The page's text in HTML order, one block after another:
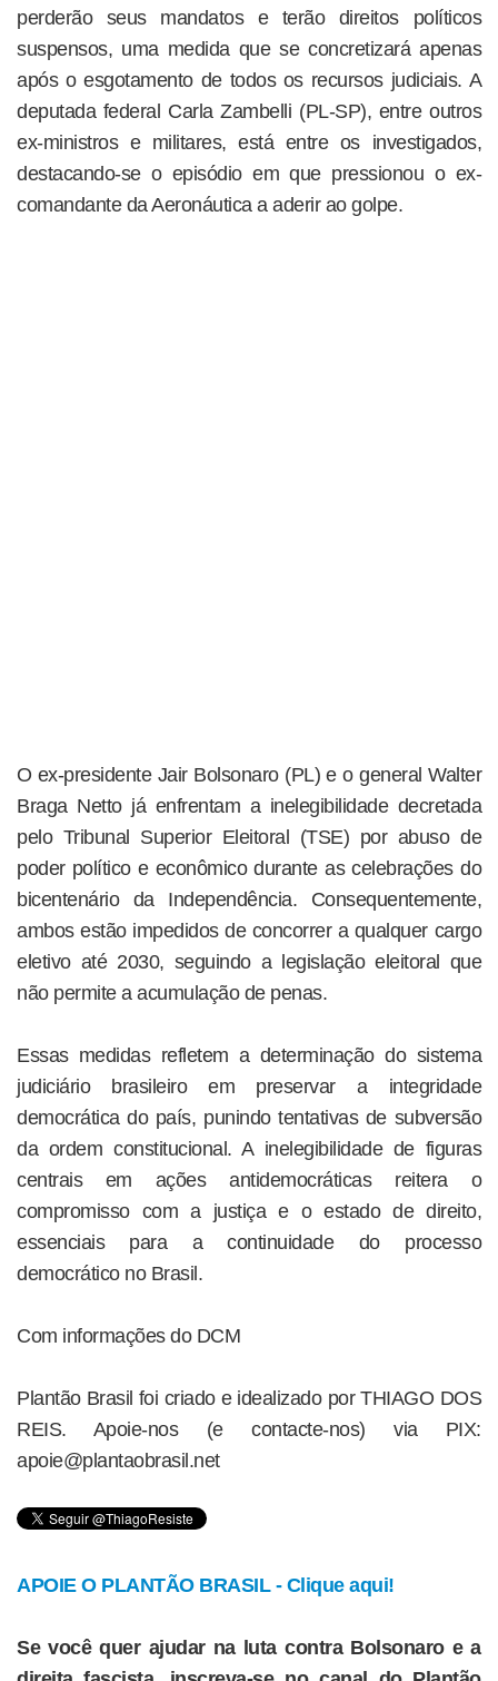
perderão seus mandatos e terão direitos políticos
suspensos, uma medida que se concretizará apenas
após o esgotamento de todos os recursos judiciais. A
deputada federal Carla Zambelli (PL-SP), entre outros
ex-ministros e militares, está entre os investigados,
destacando-se o episódio em que pressionou o ex-
comandante da Aeronáutica a aderir ao golpe.
O ex-presidente Jair Bolsonaro (PL) e o general Walter
Braga Netto já enfrentam a inelegibilidade decretada
pelo Tribunal Superior Eleitoral (TSE) por abuso de
poder político e econômico durante as celebrações do
bicentenário da Independência. Consequentemente,
ambos estão impedidos de concorrer a qualquer cargo
eletivo até 2030, seguindo a legislação eleitoral que
não permite a acumulação de penas.
Essas medidas refletem a determinação do sistema
judiciário brasileiro em preservar a integridade
democrática do país, punindo tentativas de subversão
da ordem constitucional. A inelegibilidade de figuras
centrais em ações antidemocráticas reitera o
compromisso com a justiça e o estado de direito,
essenciais para a continuidade do processo
democrático no Brasil.
Com informações do DCM
Plantão Brasil foi criado e idealizado por THIAGO DOS
REIS. Apoie-nos (e contacte-nos) via PIX:
apoie@plantaobrasil.net
APOIE O PLANTÃO BRASIL - Clique aqui!
Se você quer ajudar na luta contra Bolsonaro e a